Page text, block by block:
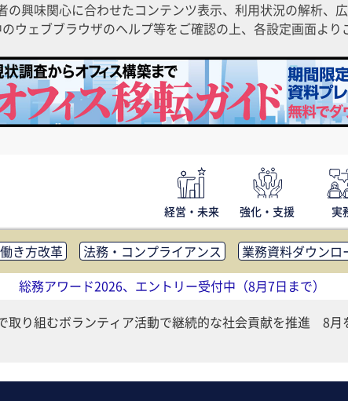
興味関心に合わせたコンテンツ表示、利用状況の解析、
ウェブブラウザのヘルプ等をご確認の上、各設定画面よ
経営・未来 強化・支援 実
働き方改革 法務・コンプライアンス
業務資料ダウンロ
広報 社外・社内コミュニケーション活性化
FM・オフ
助金・コスト削減 アウトソーシング・BPO
調査・レ
総務アワード2026、エントリー受付中（8月7日まで）
取り組むボランティア活動で継続的な社会貢献を推進 8月